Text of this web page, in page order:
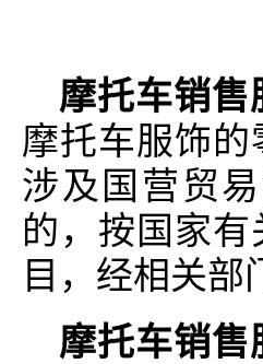
摩托车销
摩托车服饰
涉及国营贸
的，按国家
目，经相关部
摩托车销